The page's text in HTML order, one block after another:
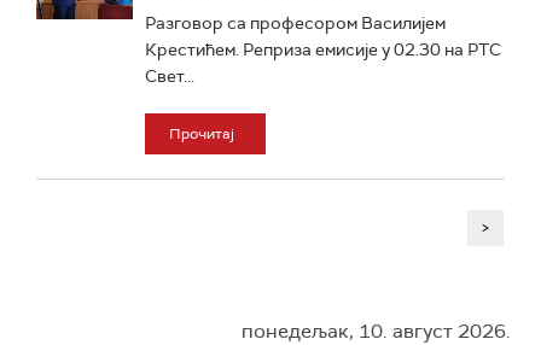
Разговор са професором Василијем
Крестићем. Реприза емисије у 02.30 на РТС
Свет...
Прочитај
>
понедељак, 10. август 2026.